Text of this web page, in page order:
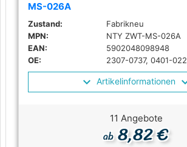
MS-026A
Zustand:
Fabrikneu
MPN:
NTY ZWT-MS-026A
EAN:
5902048098948
OE:
2307-0737, 0401-022
Artikelinformationen
11 Angebote
ab8,82 €